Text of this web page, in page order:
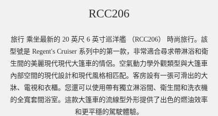
RCC206
旅行 乘坐最新的 20 英尺 6 英寸巡洋艦 （RCC206） 時尚旅行。該
型號是 Regent's Cruiser 系列中的第一款，非常適合尋求帶淋浴和衛
生間的美麗現代現代大篷車的情侶。空氣動力學外觀類型與大篷車
內部空間的現代設計和現代風格相匹配。客房設有一張可滑出的大
牀、電視和衣櫃。您還可以使用帶有獨立淋浴間、衛生間和洗衣機
的全寬套間浴室。這款大篷車的流線型外形提供了出色的燃油效率
和更平穩的駕駛體驗。